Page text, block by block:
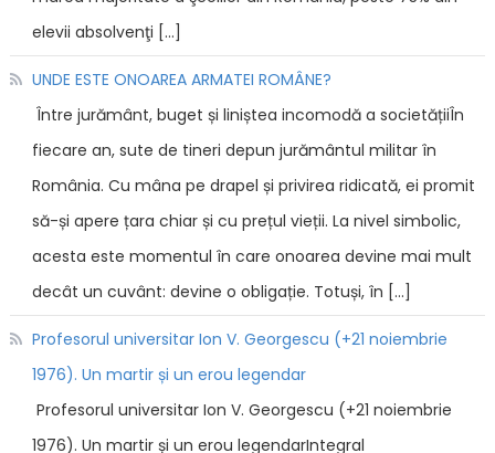
elevii absolvenţi […]
UNDE ESTE ONOAREA ARMATEI ROMÂNE?
Între jurământ, buget și liniștea incomodă a societățiiÎn
fiecare an, sute de tineri depun jurământul militar în
România. Cu mâna pe drapel și privirea ridicată, ei promit
să-și apere țara chiar și cu prețul vieții. La nivel simbolic,
acesta este momentul în care onoarea devine mai mult
decât un cuvânt: devine o obligație. Totuși, în […]
Profesorul universitar Ion V. Georgescu (+21 noiembrie
1976). Un martir și un erou legendar
Profesorul universitar Ion V. Georgescu (+21 noiembrie
1976). Un martir și un erou legendarIntegral